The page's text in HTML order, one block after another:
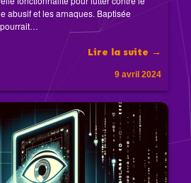
abusif et les arnaques. Baptisée
pourrait…
Lire la suite →
9 avril 2024